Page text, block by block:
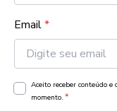
Email*
Aceito receber conteúdo
momento. *